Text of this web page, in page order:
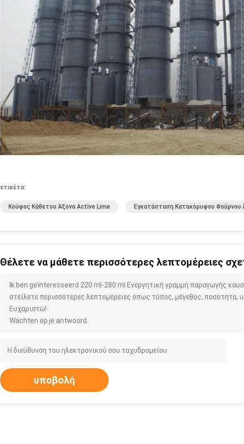
ετικέτα:
Κούφος Κάθετου Άξονα Active Lime Εγκατάσταση Κατακόρυφου Φούρνου
Θέλετε να μάθετε περισσότερες λεπτομέρειες
Ik ben geïnteresseerd 220 ml-280 ml Ενεργητική γραμμή παραγωγής
στείλετε περισσότερες λεπτομέρειες όπως τύπος, μέγεθος, ποσότητα,
Ευχαριστώ!
Wachten op je antwoord.
υποβολή